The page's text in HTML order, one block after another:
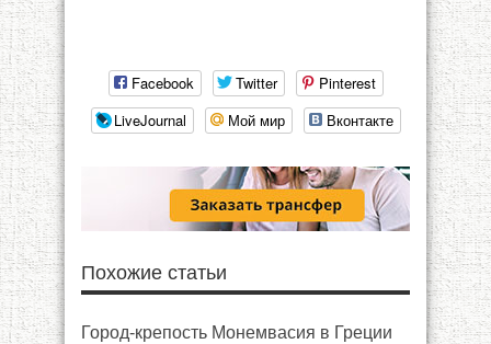
Facebook Twitter
Pinterest
LiveJournal
Мой мир Вконтакте
Похожие статьи
Город-крепость Монемвасия в Греции